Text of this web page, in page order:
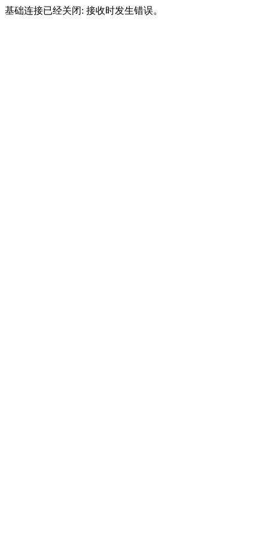
基础连接已经关闭: 接收时发生错误。